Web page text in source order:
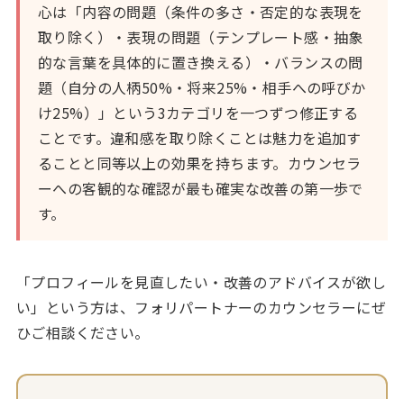
心は「内容の問題（条件の多さ・否定的な表現を
取り除く）・表現の問題（テンプレート感・抽象
的な言葉を具体的に置き換える）・バランスの問
題（自分の人柄50%・将来25%・相手への呼びか
け25%）」という3カテゴリを一つずつ修正する
ことです。違和感を取り除くことは魅力を追加す
ることと同等以上の効果を持ちます。カウンセラ
ーへの客観的な確認が最も確実な改善の第一歩で
す。
「プロフィールを見直したい・改善のアドバイスが欲し
い」という方は、フォリパートナーのカウンセラーにぜ
ひご相談ください。